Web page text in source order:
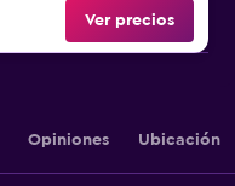
Ver precios
Opiniones Ubicación